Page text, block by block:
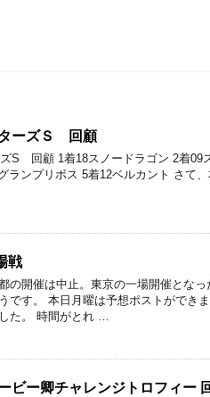
ーズＳ 回顧
S 回顧 1着18スノードラゴン 2着09
ランプリボス 5着12ベルカント さて
戦
の開催は中止。東京の一場開催とな
です。 本日月曜は予想ポストができ
た。 時間がとれ …
ビー卿チャレンジトロフィー